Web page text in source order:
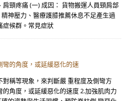
頸疼痛 (一) 成因： 貨物搬運人員頸肩部
神壓力、醫療護膝推薦休息不足產生過
症候群。常見症狀
彎的角度，或延緩惡化的速
稱等現象，來判斷嚴 重程度及側彎方
角度，或延緩惡化的速度 2.加強肌肉力